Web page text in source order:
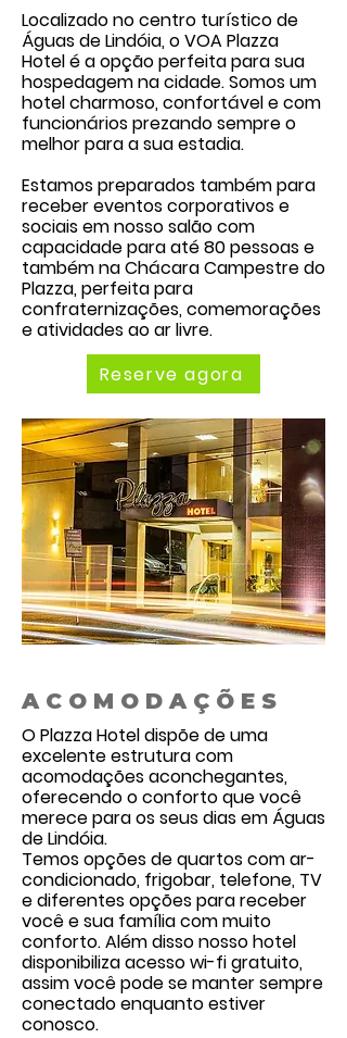
Localizado no centro turístico de
Águas de Lindóia, o VOA Plazza
Hotel é a opção perfeita para sua
hospedagem na cidade. Somos um
hotel charmoso, confortável e com
funcionários prezando sempre o
melhor para a sua estadia.
Estamos preparados também para
receber eventos corporativos e
sociais em nosso salão com
capacidade para até 80 pessoas e
também na Chácara Campestre do
Plazza, perfeita para
confraternizações, comemorações
e atividades ao ar livre.
Reserve agora
ACOMODAÇÕES
O Plazza Hotel dispõe de uma
excelente estrutura com
acomodações aconchegantes,
oferecendo o conforto que você
merece para os seus dias em Águas
de Lindóia.
Temos opções de quartos com ar-
condicionado, frigobar, telefone, TV
e diferentes opções para receber
você e sua família com muito
conforto. Além disso nosso hotel
disponibiliza acesso wi-fi gratuito,
assim você pode se manter sempre
conectado enquanto estiver
conosco.